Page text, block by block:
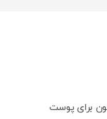
برای پوست